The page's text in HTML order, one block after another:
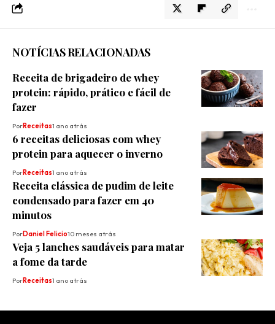
NOTÍCIAS RELACIONADAS
Receita de brigadeiro de whey
protein: rápido, prático e fácil de
fazer
PorReceitas1 ano atrás
6 receitas deliciosas com whey
protein para aquecer o inverno
PorReceitas1 ano atrás
Receita clássica de pudim de leite
condensado para fazer em 40
minutos
PorDaniel Felicio10 meses atrás
Veja 5 lanches saudáveis para matar
a fome da tarde
PorReceitas1 ano atrás